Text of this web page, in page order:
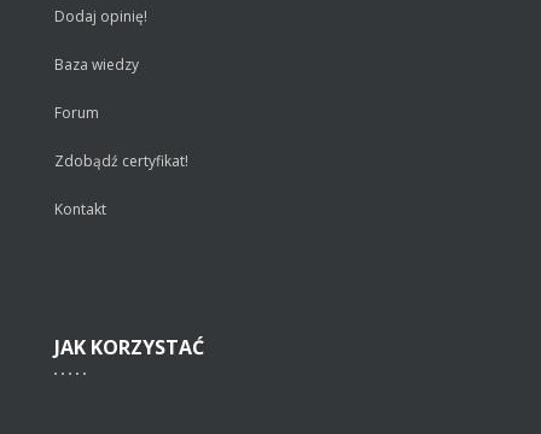
Dodaj opinię!
Baza wiedzy
Forum
Zdobądź certyfikat!
Kontakt
JAK KORZYSTAĆ